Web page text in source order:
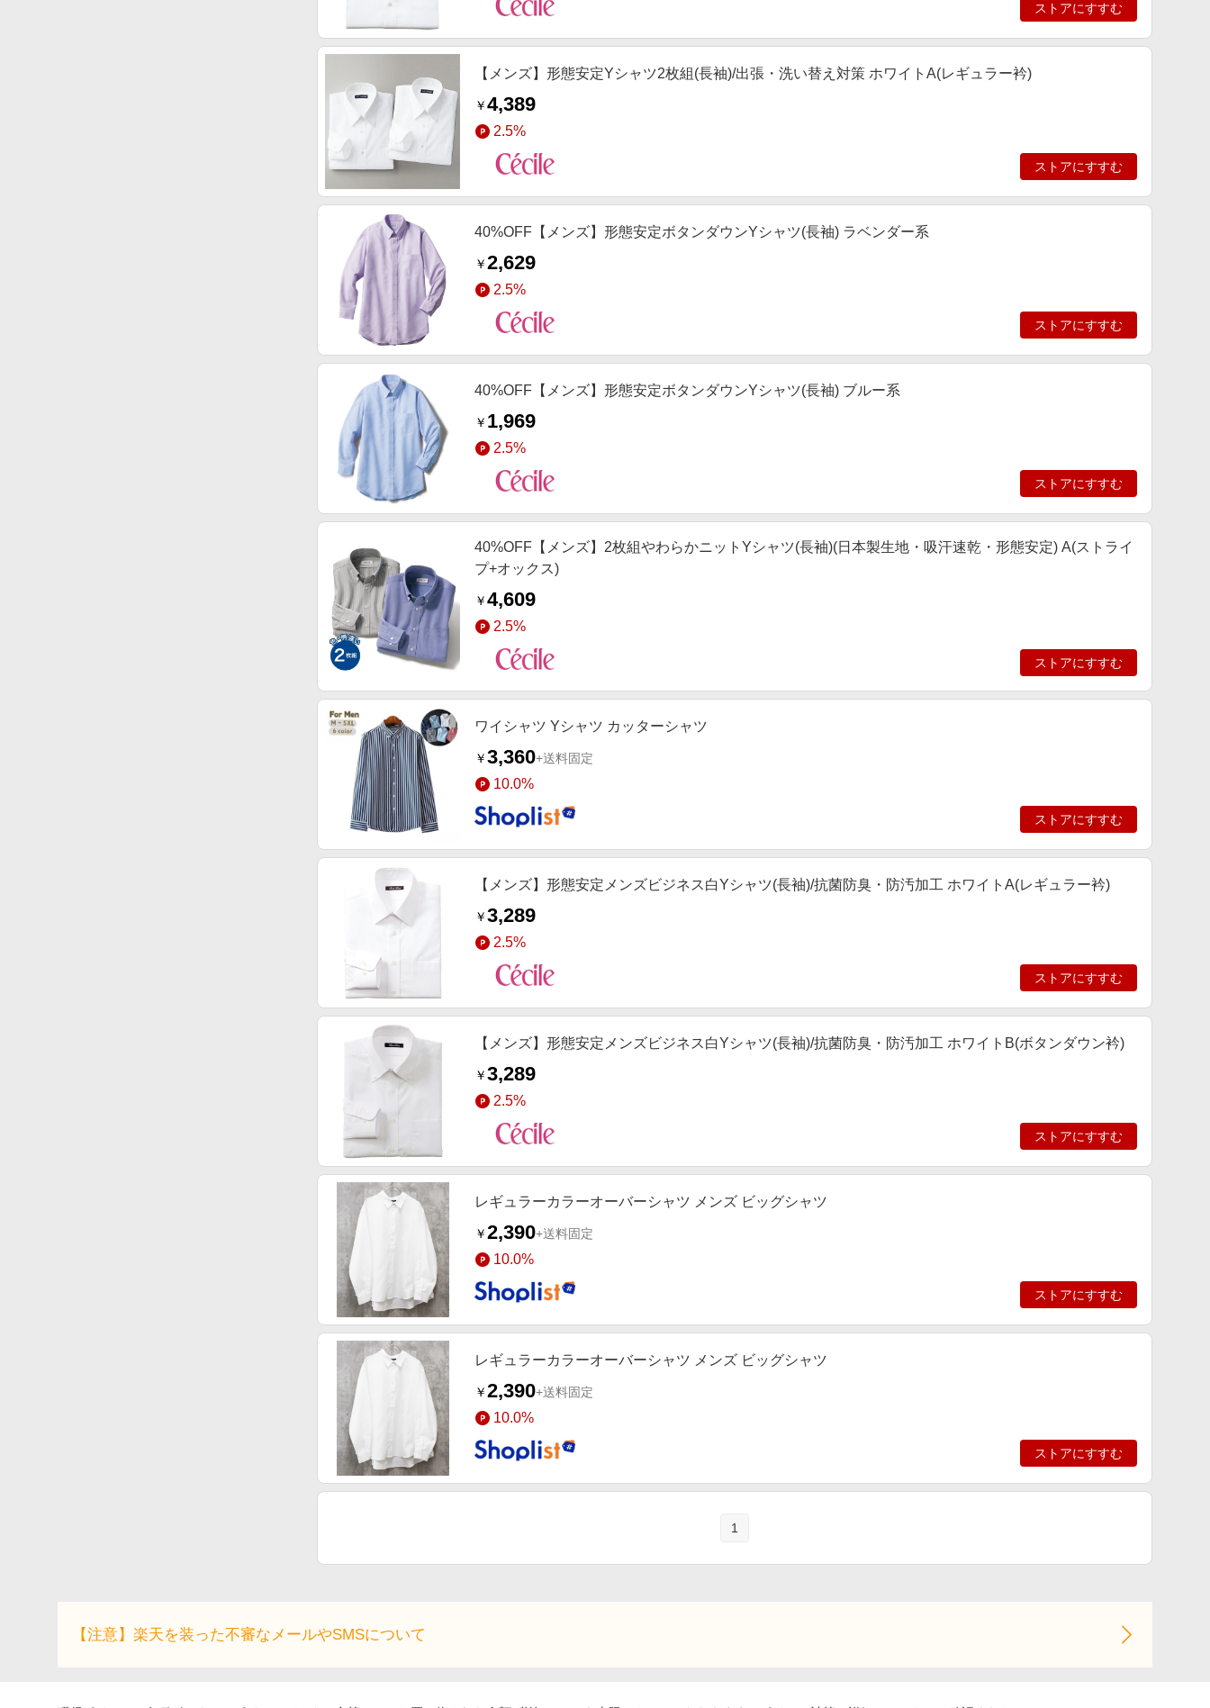
ストアにすすむ
【メンズ】形態安定Yシャツ2枚組(長袖)/出張・洗い替え対策 ホワイトA(レギュラー衿)
￥4,389
2.5%
ストアにすすむ
40%OFF【メンズ】形態安定ボタンダウンYシャツ(長袖) ラベンダー系
￥2,629
2.5%
ストアにすすむ
40%OFF【メンズ】形態安定ボタンダウンYシャツ(長袖) ブルー系
￥ 1,969
2.5%
ストアにすすむ
40%OFF【メンズ】2枚組やわらかニットYシャツ(長袖)(日本製生地・吸汗速乾・形態安定) A(ストライ
プ+オックス)
￥4,609
2.5%
ストアにすすむ
ワイシャツ Yシャツ カッターシャツ
￥3,360+送料固定
10.0%
ストアにすすむ
【メンズ】形態安定メンズビジネス白Yシャツ(長袖)/抗菌防臭・防汚加工 ホワイトA(レギュラー衿)
￥3,289
2.5%
ストアにすすむ
【メンズ】形態安定メンズビジネス白Yシャツ(長袖)/抗菌防臭・防汚加工 ホワイトB(ボタンダウン衿)
￥3,289
2.5%
ストアにすすむ
レギュラーカラーオーバーシャツ メンズ ビッグシャツ
￥2,390+送料固定
10.0%
ストアにすすむ
レギュラーカラーオーバーシャツ メンズ ビッグシャツ
￥2,390+送料固定
10.0%
ストアにすすむ
1
【注意】楽天を装った不審なメールやSMSについて